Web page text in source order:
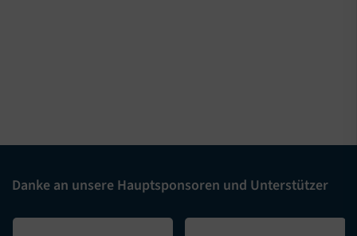
Danke an unsere Hauptsponsoren und Unterstützer